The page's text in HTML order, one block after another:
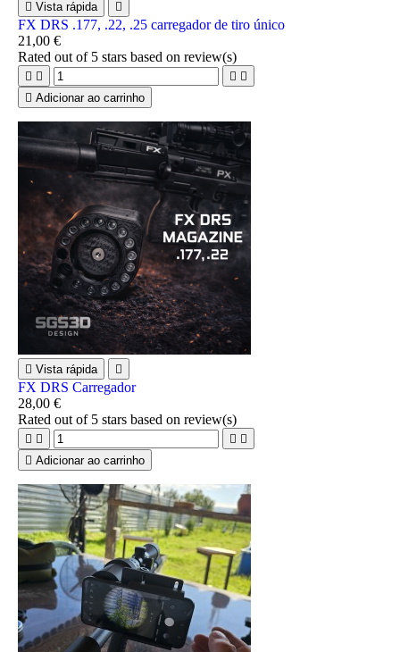
 Vista rápida 
FX DRS .177, .22, .25 carregador de tiro único
21,00 €
Rated out of 5 stars based on review(s)
   
 Adicionar ao carrinho
 Vista rápida 
FX DRS Carregador
28,00 €
Rated out of 5 stars based on review(s)
   
 Adicionar ao carrinho